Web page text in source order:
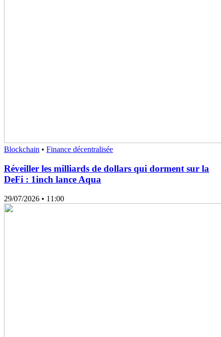
Blockchain • Finance décentralisée
Réveiller les milliards de dollars qui dorment sur la
DeFi : 1inch lance Aqua
29/07/2026 • 11:00